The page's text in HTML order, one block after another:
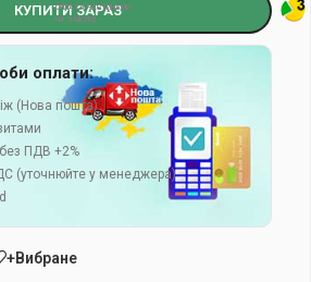
КУПИТИ ЗАРАЗ
оплати:
(Нова пошта)
ПДВ +2%
(уточнюйте у менеджера)
+Вибране